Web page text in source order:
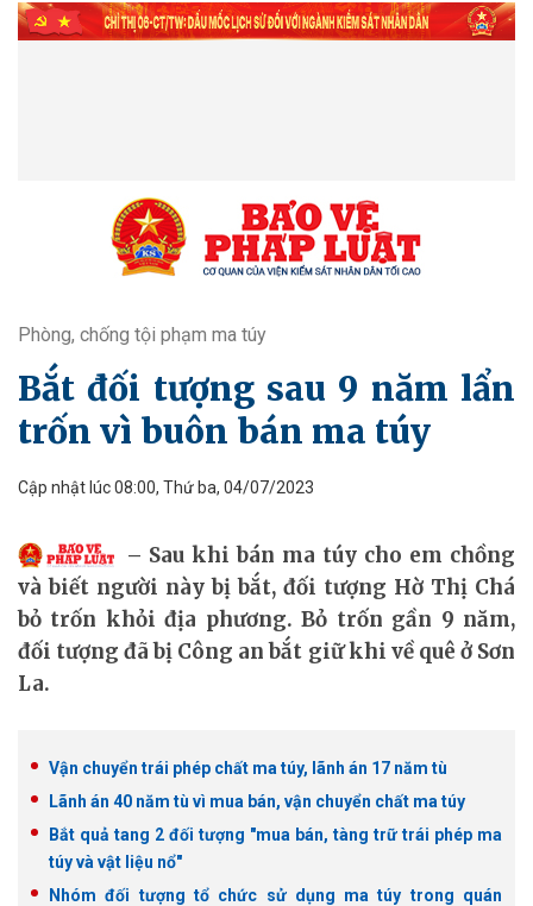
Phòng, chống tội phạm ma túy
Bắt đối tượng sau 9 năm lẩn
trốn vì buôn bán ma túy
Cập nhật lúc 08:00, Thứ ba, 04/07/2023
Sau khi bán ma túy cho em chồng
và biết người này bị bắt, đối tượng Hờ Thị Chá
bỏ trốn khỏi địa phương. Bỏ trốn gần 9 năm,
đối tượng đã bị Công an bắt giữ khi về quê ở Sơn
La.
Vận chuyển trái phép chất ma túy, lãnh án 17 năm tù
Lãnh án 40 năm tù vì mua bán, vận chuyển chất ma túy
Bắt quả tang 2 đối tượng "mua bán, tàng trữ trái phép ma
túy và vật liệu nổ"
Nhóm đối tượng tổ chức sử dụng ma túy trong quán